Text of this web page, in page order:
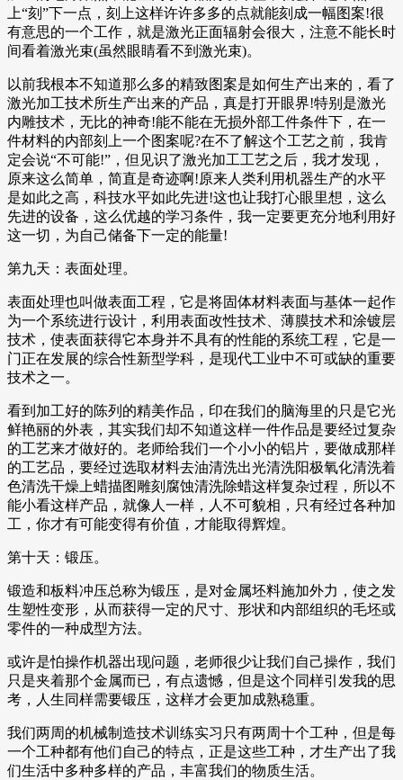
上“刻”下一点，刻上这样许许多多的点就能刻成一幅图案!很
有意思的一个工作，就是激光正面辐射会很大，注意不能长时
间看着激光束(虽然眼睛看不到激光束)。
以前我根本不知道那么多的精致图案是如何生产出来的，看了
激光加工技术所生产出来的产品，真是打开眼界!特别是激光
内雕技术，无比的神奇!能不能在无损外部工件条件下，在一
件材料的内部刻上一个图案呢?在不了解这个工艺之前，我肯
定会说“不可能!”，但见识了激光加工工艺之后，我才发现，
原来这么简单，简直是奇迹啊!原来人类利用机器生产的水平
是如此之高，科技水平如此先进!这也让我打心眼里想，这么
先进的设备，这么优越的学习条件，我一定要更充分地利用好
这一切，为自己储备下一定的能量!
第九天：表面处理。
表面处理也叫做表面工程，它是将固体材料表面与基体一起作
为一个系统进行设计，利用表面改性技术、薄膜技术和涂镀层
技术，使表面获得它本身并不具有的性能的系统工程，它是一
门正在发展的综合性新型学科，是现代工业中不可或缺的重要
技术之一。
看到加工好的陈列的精美作品，印在我们的脑海里的只是它光
鲜艳丽的外表，其实我们却不知道这样一件作品是要经过复杂
的工艺来才做好的。老师给我们一个小小的铝片，要做成那样
的工艺品，要经过选取材料去油清洗出光清洗阳极氧化清洗着
色清洗干燥上蜡描图雕刻腐蚀清洗除蜡这样复杂过程，所以不
能小看这样产品，就像人一样，人不可貌相，只有经过各种加
工，你才有可能变得有价值，才能取得辉煌。
第十天：锻压。
锻造和板料冲压总称为锻压，是对金属坯料施加外力，使之发
生塑性变形，从而获得一定的尺寸、形状和内部组织的毛坯或
零件的一种成型方法。
或许是怕操作机器出现问题，老师很少让我们自己操作，我们
只是夹着那个金属而已，有点遗憾，但是这个同样引发我的思
考，人生同样需要锻压，这样才会更加成熟稳重。
我们两周的机械制造技术训练实习只有两周十个工种，但是每
一个工种都有他们自己的特点，正是这些工种，才生产出了我
们生活中多种多样的产品，丰富我们的物质生活。